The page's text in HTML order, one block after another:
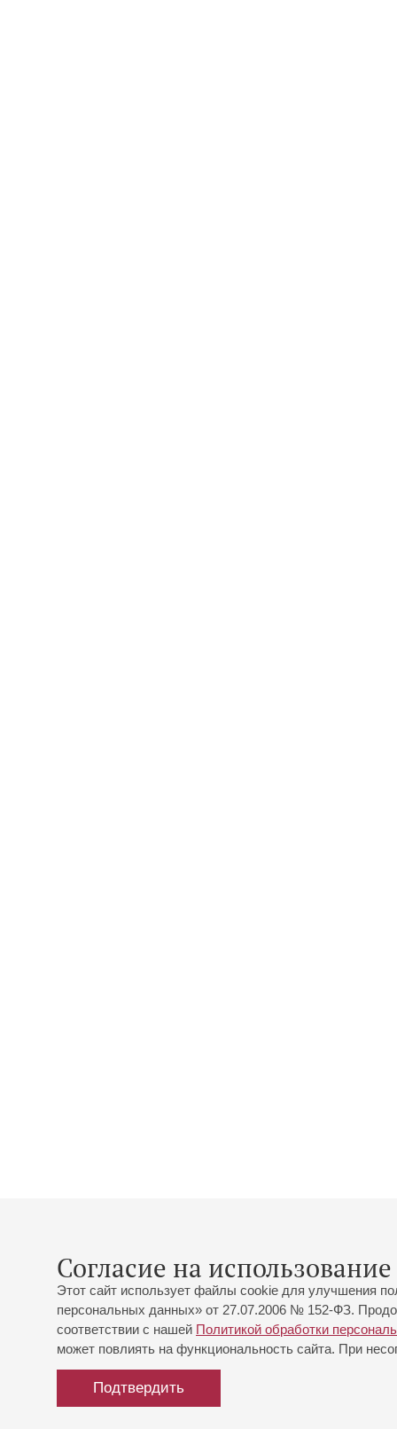
Согласие на
Этот сайт использует файлы cookie для улучшения
персональных данных» от 27.07.2006 № 152-ФЗ.
соответствии с нашей Политикой обработки
может повлиять на функциональность сайта. При
Подтвердить